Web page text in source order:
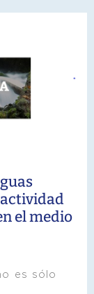
el medio
es sólo